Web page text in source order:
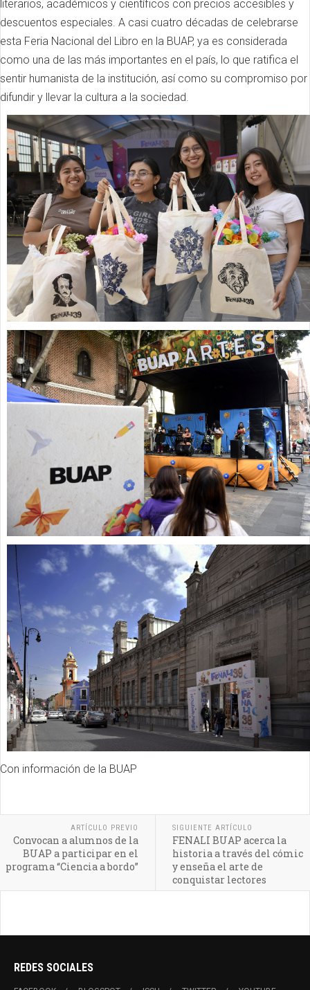
literarios, académicos y científicos con precios accesibles y
descuentos especiales. A casi cuatro décadas de celebrarse
esta Feria Nacional del Libro en la BUAP, ya es considerada
como una de las más importantes en el país, lo que ratifica el
sentir humanista de la institución, así como su compromiso por
difundir y llevar la cultura a la sociedad.
Con información de la BUAP
ARTÍCULO PREVIO
Convocan a alumnos de la
BUAP a participar en el
programa “Ciencia a bordo”
SIGUIENTE ARTÍCULO
FENALI BUAP acerca la
historia a través del cómic
y enseña el arte de
conquistar lectores
REDES SOCIALES